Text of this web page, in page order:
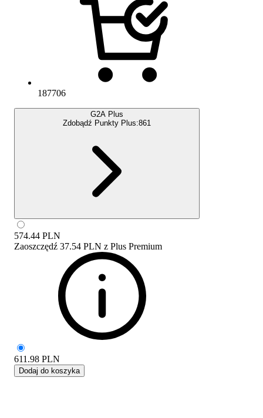
187706
G2A Plus
Zdobądź Punkty Plus:861
574.44 PLN
Zaoszczędź 37.54 PLN z Plus Premium
611.98 PLN
Dodaj do koszyka